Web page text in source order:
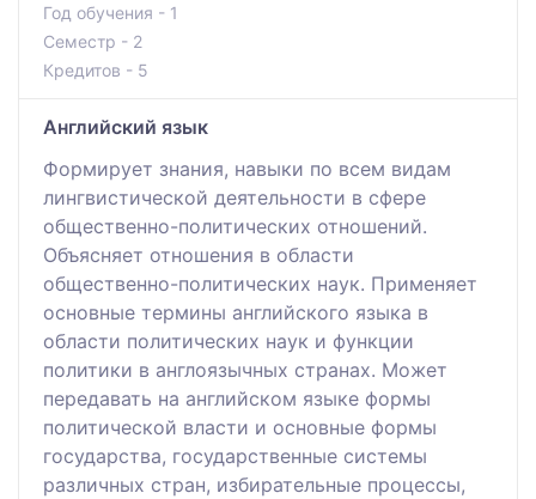
Год обучения - 1
Семестр - 2
Кредитов - 5
Английский язык
Формирует знания, навыки по всем видам
лингвистической деятельности в сфере
общественно-политических отношений.
Объясняет отношения в области
общественно-политических наук. Применяет
основные термины английского языка в
области политических наук и функции
политики в англоязычных странах. Может
передавать на английском языке формы
политической власти и основные формы
государства, государственные системы
различных стран, избирательные процессы,